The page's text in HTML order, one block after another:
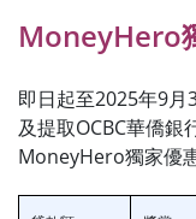
MoneyHero
即日起至2025年9
及提取OCBC華僑
MoneyHero獨家優